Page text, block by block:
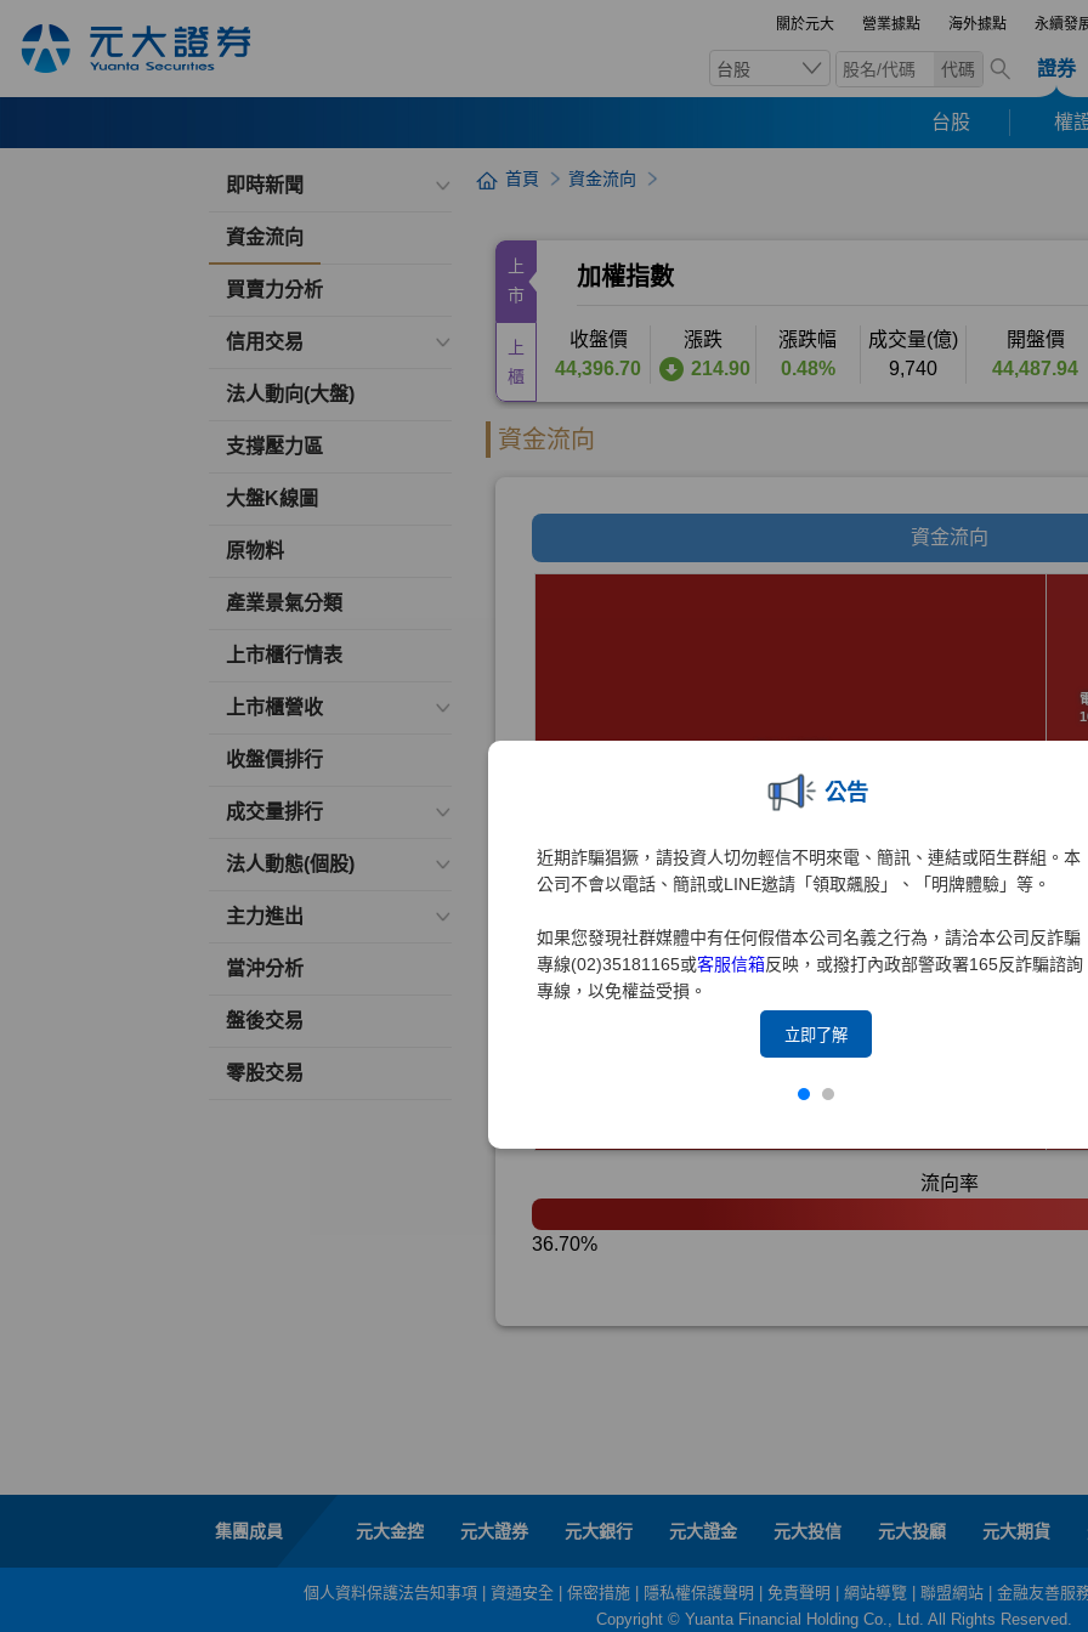
關於元大 營業據點 海外據點 永續發
台股 代碼 證券
台股 權
公告
近期詐騙猖獗，請投資人切勿輕信不明來電、簡訊、連結或陌生群組。本
公司不會以電話、簡訊或LINE邀請「領取飆股」、「明牌體驗」等。
如果您發現社群媒體中有任何假借本公司名義之行為，請洽本公司反詐騙
專線(02)35181165或客服信箱反映，或撥打內政部警政署165反詐騙諮詢
專線，以免權益受損。
立即了解
即時新聞
資金流向
買賣力分析
信用交易
法人動向(大盤)
支撐壓力區
大盤K線圖
原物料
產業景氣分類
上市櫃行情表
上市櫃營收
收盤價排行
成交量排行
法人動態(個股)
主力進出
當沖分析
盤後交易
零股交易
首頁 資金流向
集團成員 元大金控 元大證券 元大銀行 元大證金 元大投信 元大投顧 元大期貨
個人資料保護法告知事項 資通安全 保密措施 隱私權保護聲明 免責聲明 網站導覽 聯盟網站
金融友善服
Copyright © Yuanta Financial Holding Co., Ltd. All Rights Reserved.